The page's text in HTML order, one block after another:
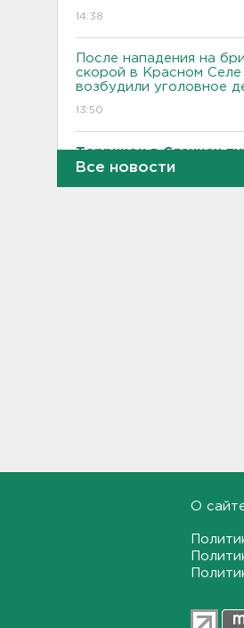
14:38
После нападения на
скорой в Красном Селе
возбудили уголовное
13:50
Террикон в Сланцах
52-й день. Жители
Кристи" отметят день
Рощино - день поселка
Под Киришами
Все новости
О